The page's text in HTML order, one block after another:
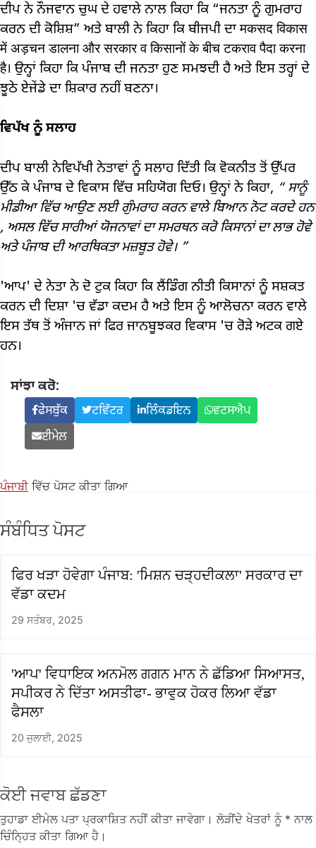
ਦੀਪ ਨੇ ਨੌਜਵਾਨ ਚੁਘ ਦੇ ਹਵਾਲੇ ਨਾਲ ਕਿਹਾ ਕਿ “ਜਨਤਾ ਨੂੰ ਗੁਮਰਾਹ
ਕਰਨ ਦੀ ਕੋਸ਼ਿਸ਼” ਅਤੇ ਬਾਲੀ ਨੇ ਕਿਹਾ ਕਿ ਬੀਜਪੀ ਦਾ मकसद विकास
में अड़चन डालना और सरकार व किसानों के बीच टकराव पैदा करना
है। ਉਨ੍ਹਾਂ ਕਿਹਾ ਕਿ ਪੰਜਾਬ ਦੀ ਜਨਤਾ ਹੁਣ ਸਮਝਦੀ ਹੈ ਅਤੇ ਇਸ ਤਰ੍ਹਾਂ ਦੇ
ਝੂਠੇ ਏਜੇਂਡੇ ਦਾ ਸ਼ਿਕਾਰ ਨਹੀਂ ਬਣਨਾ।
ਵਿਪੱਖ ਨੂੰ ਸਲਾਹ
ਦੀਪ ਬਾਲੀ ਨੇਵਿਪੱਖੀ ਨੇਤਾਵਾਂ ਨੂੰ ਸਲਾਹ ਦਿੱਤੀ ਕਿ ਵੋਕਨੀਤ ਤੋਂ ਉੱਪਰ
ਉੱਠ ਕੇ ਪੰਜਾਬ ਦੇ ਵਿਕਾਸ ਵਿੱਚ ਸਹਿਯੋਗ ਦਿਓ। ਉਨ੍ਹਾਂ ਨੇ ਕਿਹਾ, “ਸਾਨੂੰ
ਮੀਡੀਆ ਵਿੱਚ ਆਉਣ ਲਈ ਗੁੰਮਰਾਹ ਕਰਨ ਵਾਲੇ ਬਿਆਨ ਨੋਟ ਕਰਦੇ ਹਨ
, ਅਸਲ ਵਿੱਚ ਸਾਰੀਆਂ ਯੋਜਨਾਵਾਂ ਦਾ ਸਮਰਥਨ ਕਰੋ ਕਿਸਾਨਾਂ ਦਾ ਲਾਭ ਹੋਵੇ
ਅਤੇ ਪੰਜਾਬ ਦੀ ਆਰਥਿਕਤਾ ਮਜ਼ਬੂਤ ​​ਹੋਵੇ। ”
'ਆਪ' ਦੇ ਨੇਤਾ ਨੇ ਦੋ ਟੁਕ ਕਿਹਾ ਕਿ ਲੈਂਡਿੰਗ ਨੀਤੀ ਕਿਸਾਨਾਂ ਨੂੰ ਸਸ਼ਕਤ
ਕਰਨ ਦੀ ਦਿਸ਼ਾ 'ਚ ਵੱਡਾ ਕਦਮ ਹੈ ਅਤੇ ਇਸ ਨੂੰ ਆਲੋਚਨਾ ਕਰਨ ਵਾਲੇ
ਇਸ ਤੱਥ ਤੋਂ ਅੰਜਾਨ ਜਾਂ ਫਿਰ ਜਾਨਬੂਝਕਰ ਵਿਕਾਸ 'ਚ ਰੋੜੇ ਅਟਕ ਗਏ
ਹਨ।
ਸਾਂਝਾ ਕਰੋ:
ਫੇਸਬੁੱਕ ਟਵਿੱਟਰ ਲਿੰਕਡਇਨ
ਵਟਸਐਪ
ਈਮੇਲ
ਪੰਜਾਬੀਵਿੱਚ ਪੋਸਟ ਕੀਤਾ ਗਿਆ
ਸੰਬੰਧਿਤ ਪੋਸਟ
ਫਿਰ ਖੜਾ ਹੋਵੇਗਾ ਪੰਜਾਬ: 'ਮਿਸ਼ਨ ਚੜ੍ਹਦੀਕਲਾ' ਸਰਕਾਰ ਦਾ
ਵੱਡਾ ਕਦਮ
29 ਸਤੰਬਰ, 2025
'ਆਪ' ਵਿਧਾਇਕ ਅਨਮੋਲ ਗਗਨ ਮਾਨ ਨੇ ਛੱਡਿਆ ਸਿਆਸਤ,
ਸਪੀਕਰ ਨੇ ਦਿੱਤਾ ਅਸਤੀਫਾ- ਭਾਵੁਕ ਹੋਕਰ ਲਿਆ ਵੱਡਾ
ਫੈਸਲਾ
20 ਜੁਲਾਈ, 2025
ਕੋਈ ਜਵਾਬ ਛੱਡਣਾ
ਤੁਹਾਡਾ ਈਮੇਲ ਪਤਾ ਪ੍ਰਕਾਸ਼ਿਤ ਨਹੀਂ ਕੀਤਾ ਜਾਵੇਗਾ। ਲੋੜੀਂਦੇ ਖੇਤਰਾਂ ਨੂੰ * ਨਾਲ
ਚਿੰਨ੍ਹਿਤ ਕੀਤਾ ਗਿਆ ਹੈ।